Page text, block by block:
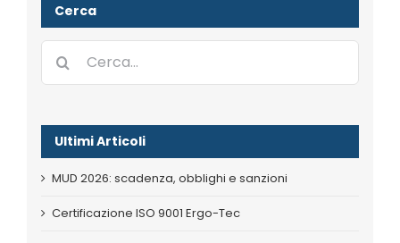
Cerca
Cerca
per:
Ultimi Articoli
MUD 2026: scadenza, obblighi e sanzioni
Certificazione ISO 9001 Ergo-Tec